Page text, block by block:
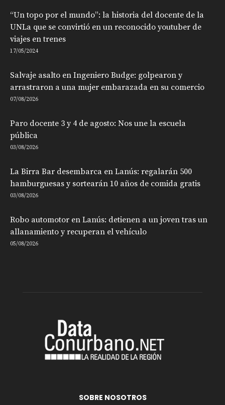
“Un topo por el mundo”: la historia del docente de la
UNLa que se convirtió en un reconocido youtuber de
viajes en trenes
17/05/2024
Salvaje asalto en Ingeniero Budge: golpearon y
arrastraron a una mujer embarazada en su comercio
07/08/2026
Paro docente 3 y 4 de agosto: Nos une la escuela
pública
03/08/2026
La Birra Bar desembarca en Lanús: regalarán 500
hamburguesas y sortearán 10 años de comida gratis
03/08/2026
Robo automotor en Lanús: detienen a un joven tras un
allanamiento y recuperan el vehículo
05/08/2026
SOBRE NOSOTROS